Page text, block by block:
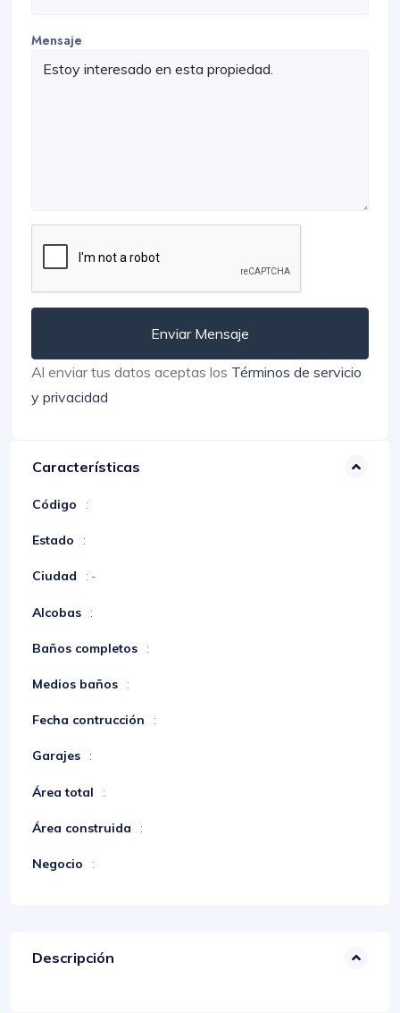
Mensaje
Enviar Mensaje
Al enviar tus datos aceptas los Términos de servicio
y privacidad
Características
Código :
Estado :
Ciudad : -
Alcobas :
Baños completos :
Medios baños :
Fecha contrucción :
Garajes :
Área total :
Área construida :
Negocio :
Descripción